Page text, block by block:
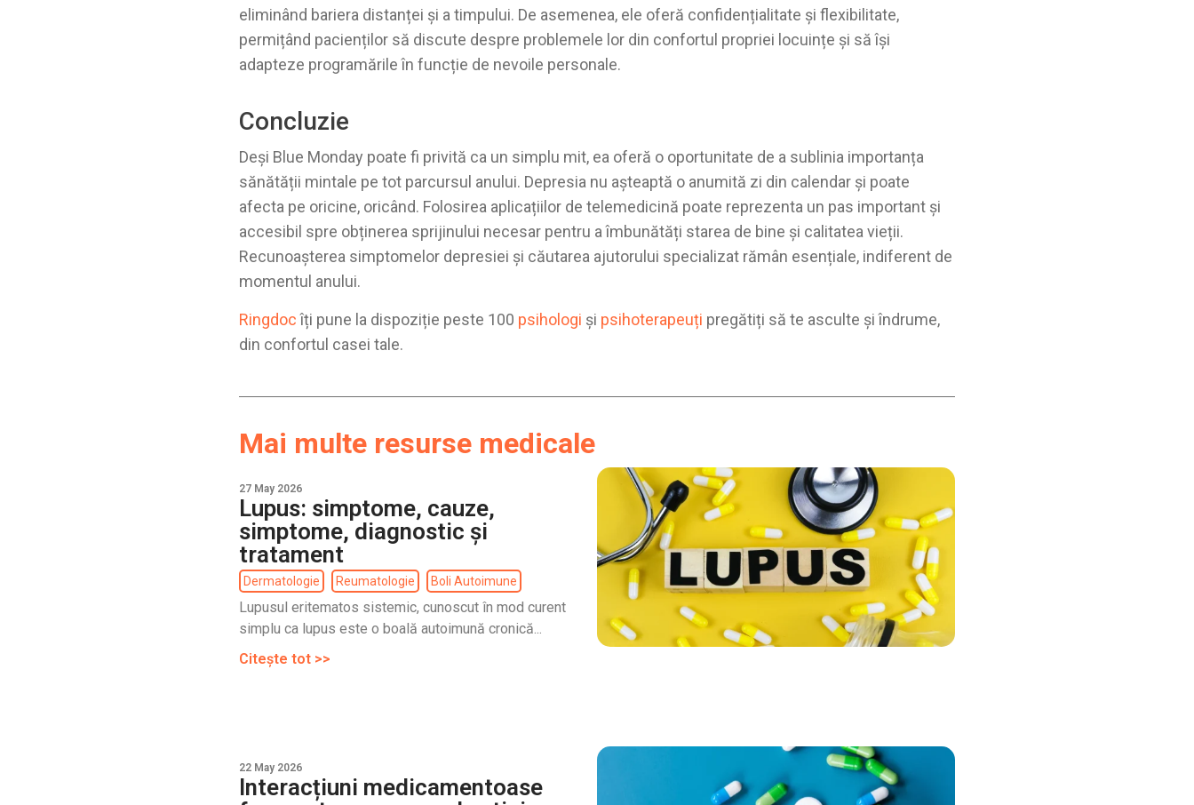
eliminând bariera distanței și a timpului. De asemenea, ele oferă confidențialitate și flexibilitate,
permițând pacienților să discute despre problemele lor din confortul propriei locuințe și să își
adapteze programările în funcție de nevoile personale.
Concluzie
Deși Blue Monday poate fi privită ca un simplu mit, ea oferă o oportunitate de a sublinia importanța
sănătății mintale pe tot parcursul anului. Depresia nu așteaptă o anumită zi din calendar și poate
afecta pe oricine, oricând. Folosirea aplicațiilor de telemedicină poate reprezenta un pas important și
accesibil spre obținerea sprijinului necesar pentru a îmbunătăți starea de bine și calitatea vieții.
Recunoașterea simptomelor depresiei și căutarea ajutorului specializat rămân esențiale, indiferent de
momentul anului.
Ringdocîți pune la dispoziție peste 100 psihologi și psihoterapeuți pregătiți să te asculte și îndrume,
din confortul casei tale.
Mai multe resurse medicale
27 May 2026
Lupus: simptome, cauze,
simptome, diagnostic și
tratament
Dermatologie Reumatologie Boli Autoimune
Lupusul eritematos sistemic, cunoscut în mod curent
simplu ca lupus este o boală autoimună cronică...
Citește tot >>
22 May 2026
Interacțiuni medicamentoase